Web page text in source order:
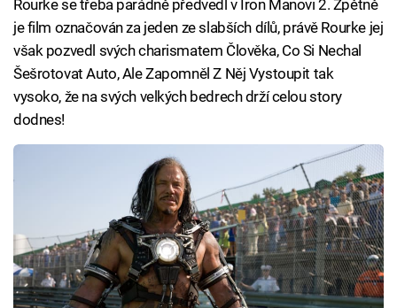
Rourke se třeba parádně předvedl v Iron Manovi 2. Zpětně
je film označován za jeden ze slabších dílů, právě Rourke jej
však pozvedl svých charismatem Člověka, Co Si Nechal
Šešrotovat Auto, Ale Zapomněl Z Něj Vystoupit tak
vysoko, že na svých velkých bedrech drží celou story
dodnes!